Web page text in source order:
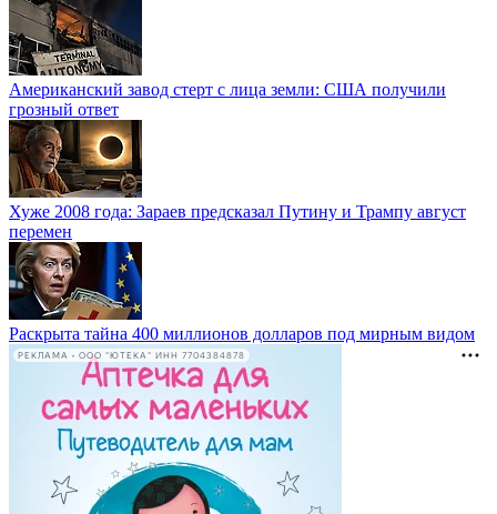
Американский завод стерт с лица земли: США получили
грозный ответ
Хуже 2008 года: Зараев предсказал Путину и Трампу август
перемен
Раскрыта тайна 400 миллионов долларов под мирным видом
РЕКЛАМА • ООО "ЮТЕКА" ИНН 7704384878